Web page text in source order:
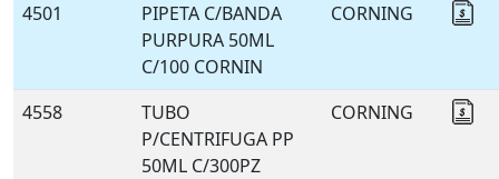
4501
PIPETA C/BANDA
PURPURA 50ML
C/100 CORNIN
CORNING
4558
TUBO
P/CENTRIFUGA PP
50ML C/300PZ
CORNING